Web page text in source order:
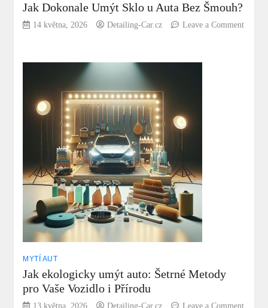
Jak Dokonale Umýt Sklo u Auta Bez Šmouh?
14 května, 2026 Detailing-Car.cz
Leave a Comment
Dokonale
Auta
Šmouh?
MYTÍ AUT
Jak ekologicky umýt auto: Šetrné Metody
pro Vaše Vozidlo i Přírodu
13 května, 2026 Detailing-Car.cz
Leave a Comment